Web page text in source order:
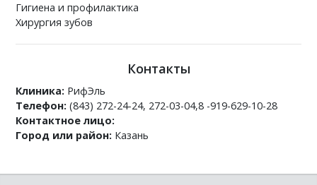
Гигиена и профилактика
Хирургия зубов
Контакты
Клиника: РифЭль
Телефон: (843) 272-24-24, 272-03-04,8 -919-629-10-28
Контактное лицо:
Город или район: Казань